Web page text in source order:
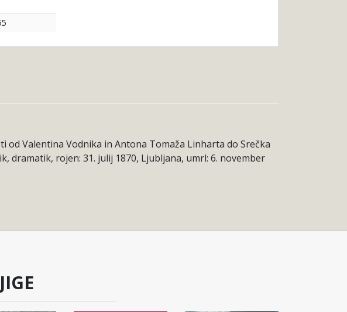
od Valentina Vodnika in Antona Tomaža Linharta do Srečka
dramatik, rojen: 31. julij 1870, Ljubljana, umrl: 6. november